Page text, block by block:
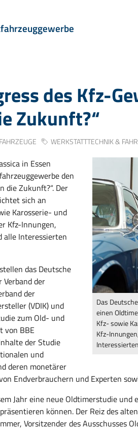
des Kfz-
Zukunft?“
WERKSTATTTECHNIK &
Das
einen
Kfz- sowie
Kfz-
in Essen
den
die Zukunft?“. Der
sich an
Karosserie- und
Kfz-Innungen,
alle Interessierten
das Deutsche
Verband der
der
(VDIK) und
zum Old- und
von BBE
der Studie
und
deren monetärer
Endverbrauchern und Experten
Jahr eine neue Oldtimerstudie
können. Der Reiz des
Vorsitzender des Ausschusses